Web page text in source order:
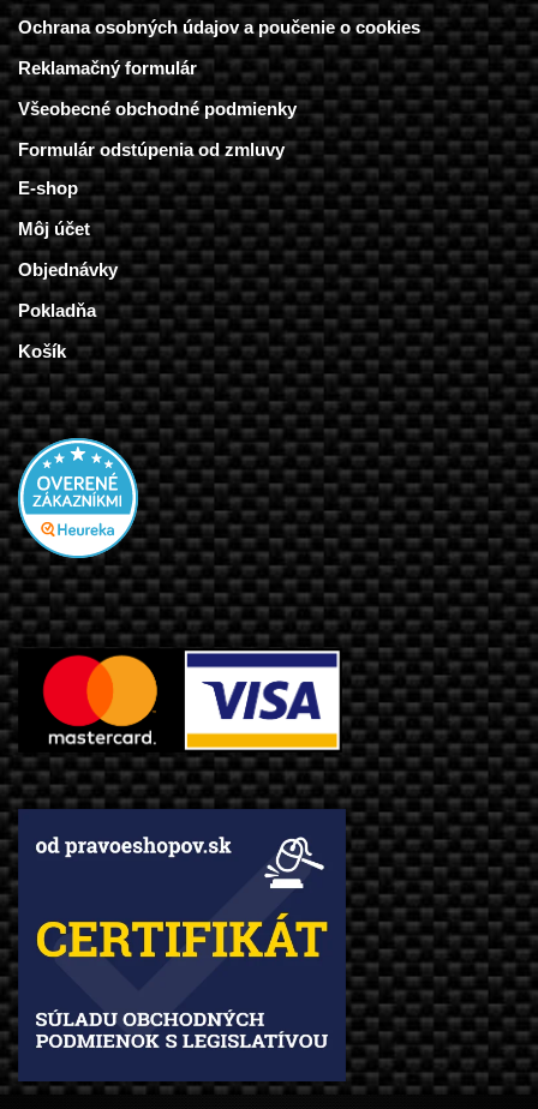
Ochrana osobných údajov a poučenie o cookies
Reklamačný formulár
Všeobecné obchodné podmienky
Formulár odstúpenia od zmluvy
E-shop
Môj účet
Objednávky
Pokladňa
Košík